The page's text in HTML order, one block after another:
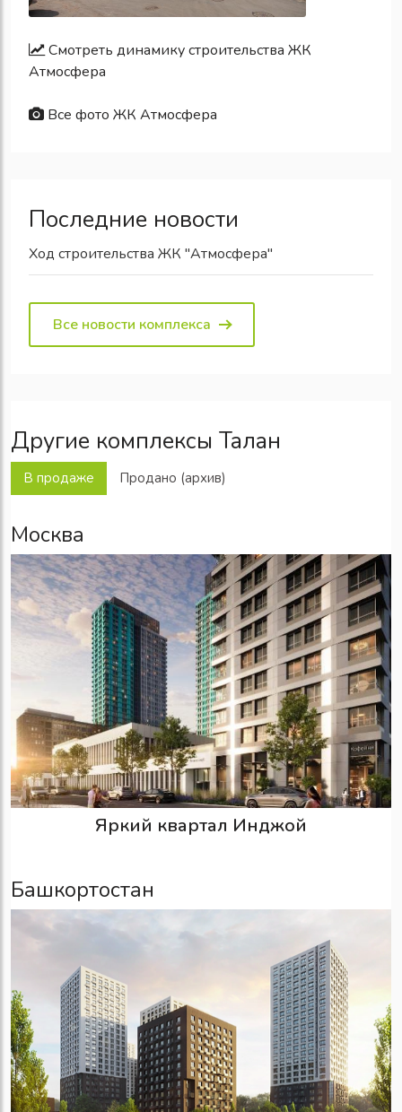
Смотреть динамику строительства ЖК
Атмосфера
Все фото ЖК Атмосфера
Последние новости
Ход строительства ЖК "Атмосфера"
Все новости комплекса
Другие комплексы Талан
В продаже Продано (архив)
Москва
Яркий квартал Инджой
Башкортостан